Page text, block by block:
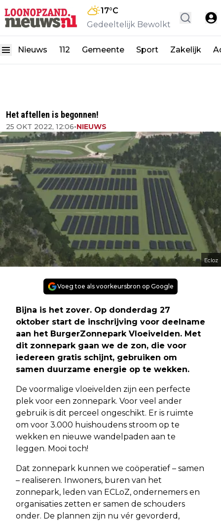
17°C
Gedeeltelijk Bewolkt
Nieuws 112 Gemeente Sport Zakelijk
Het aftellen is begonnen!
25 OKT 2022, 12:06•NIEUWS
Ecloz
Voeg toe als voorkeursbron op Google
Bijna is het zover. Op donderdag 27
oktober start de inschrijving voor deelname
aan het BurgerZonnepark Vloeivelden. Met
dit zonnepark gaan we de zon, die voor
iedereen gratis schijnt, gebruiken om
samen duurzame energie op te wekken.
De voormalige vloeivelden zijn een perfecte
plek voor een zonnepark. Voor veel ander
gebruik is dit perceel ongeschikt. Er is ruimte
om voor 3.000 huishoudens stroom op te
wekken en nieuwe wandelpaden aan te
leggen. Mooi toch!
Dat zonnepark kunnen we coöperatief – samen
– realiseren. Inwoners, buren van het
zonnepark, leden van ECLoZ, ondernemers en
organisaties zetten er samen de schouders
onder. De plannen zijn nu vér gevorderd,